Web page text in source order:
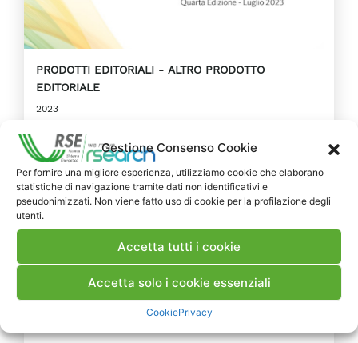
Gestione Consenso Cookie
Per fornire una migliore esperienza, utilizziamo cookie che elaborano
statistiche di navigazione tramite dati non identificativi e
pseudonimizzati. Non viene fatto uso di cookie per la profilazione degli
utenti.
Accetta tutti i cookie
Accetta solo i cookie essenziali
CookiePrivacy
PRODOTTI EDITORIALI
ALTRO PRODOTTO
EDITORIALE
2023
La quarta edizione del “Libro
Bianco sulle Pompe di Calore”
A firma di RSE il X capitolo: il punto del
Capogruppo di ricerca “Efficienza Energetica”
Francesca Talamo, Ennio Brugnetti,
Francesco D’Oria e Stefano Sabbatini del